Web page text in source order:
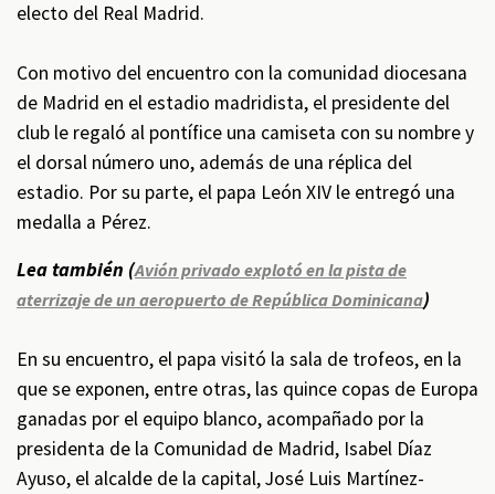
electo del Real Madrid.
Con motivo del encuentro con la comunidad diocesana
de Madrid en el estadio madridista, el presidente del
club le regaló al pontífice una camiseta con su nombre y
el dorsal número uno, además de una réplica del
estadio. Por su parte, el papa León XIV le entregó una
medalla a Pérez.
Lea también (Avión privado explotó en la pista de
aterrizaje de un aeropuerto de República Dominicana)
En su encuentro, el papa visitó la sala de trofeos, en la
que se exponen, entre otras, las quince copas de Europa
ganadas por el equipo blanco, acompañado por la
presidenta de la Comunidad de Madrid, Isabel Díaz
Ayuso, el alcalde de la capital, José Luis Martínez-